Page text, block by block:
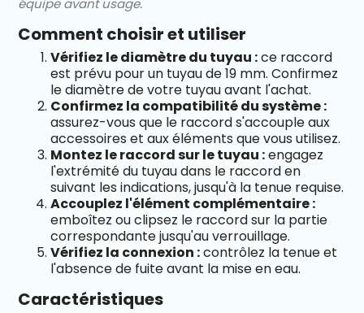
équipe avant usage.
Comment choisir et utiliser
Vérifiez le diamètre du tuyau :ce raccord
est prévu pour un tuyau de 19 mm. Confirmez
le diamètre de votre tuyau avant l'achat.
Confirmez la compatibilité du système :
assurez-vous que le raccord s'accouple aux
accessoires et aux éléments que vous utilisez.
Montez le raccord sur le tuyau :engagez
l'extrémité du tuyau dans le raccord en
suivant les indications, jusqu'à la tenue requise.
Accouplez l'élément complémentaire :
emboîtez ou clipsez le raccord sur la partie
correspondante jusqu'au verrouillage.
Vérifiez la connexion :contrôlez la tenue et
l'absence de fuite avant la mise en eau.
Caractéristiques